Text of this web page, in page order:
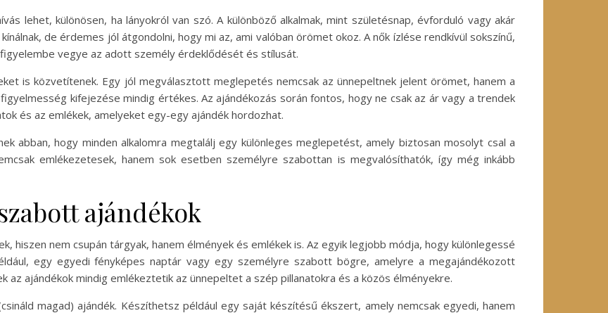
lehet, különösen, ha lányokról van szó. A különböző alkalmak, mint születésnap, évforduló vagy akár
de érdemes jól átgondolni, hogy mi az, ami valóban örömet okoz. A nők ízlése rendkívül sokszínű,
vegye az adott személy érdeklődését és stílusát.
is közvetítenek. Egy jól megválasztott meglepetés nemcsak az ünnepeltnek jelent örömet, hanem a
kifejezése mindig értékes. Az ajándékozás során fontos, hogy ne csak az ár vagy a trendek
és az emlékek, amelyeket egy-egy ajándék hordozhat.
abban, hogy minden alkalomra megtalálj egy különleges meglepetést, amely biztosan mosolyt csal a
emlékezetesek, hanem sok esetben személyre szabottan is megvalósíthatók, így még inkább
ajándékok
hiszen nem csupán tárgyak, hanem élmények és emlékek is. Az egyik legjobb módja, hogy különlegessé
egy egyedi fényképes naptár vagy egy személyre szabott bögre, amelyre a megajándékozott
az ajándékok mindig emlékeztetik az ünnepeltet a szép pillanatokra és a közös élményekre.
magad) ajándék. Készíthetsz például egy saját készítésű ékszert, amely nemcsak egyedi, hanem